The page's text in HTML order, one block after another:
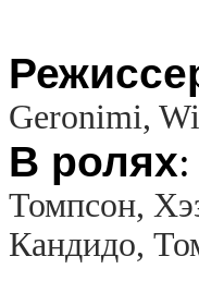
Geronimi,
В ролях:
Томпсон,
Кандидо,